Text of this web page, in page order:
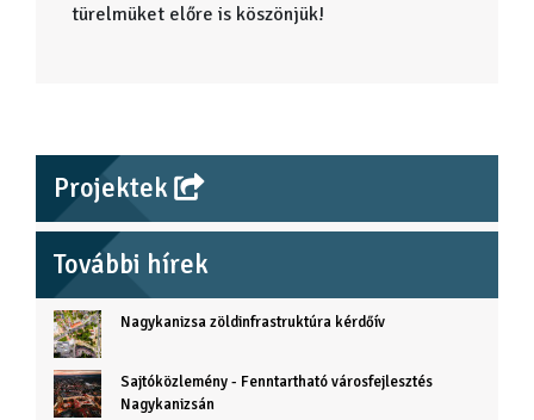
türelmüket előre is köszönjük!
Projektek
További hírek
Nagykanizsa zöldinfrastruktúra kérdőív
Sajtóközlemény - Fenntartható városfejlesztés
Nagykanizsán